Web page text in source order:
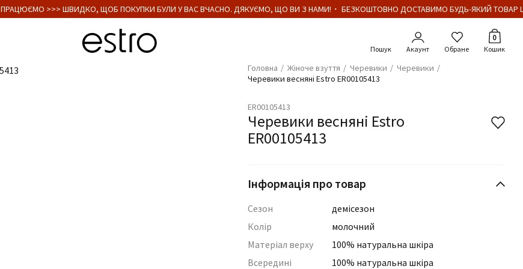
ПРАЦЮЄМО >>> ШВИДКО, ЩОБ ПОКУПКИ БУЛИ У ВАС ВЧАСНО. ДЯКУЄМО, ЩО ВИ З НАМИ!・ БЕЗКОШТОВНО ДОСТАВИМО БУДЬ-ЯКИЙ ТОВАР
Акаунт Обране
0
Кошик
Головна Жіноче взуття Черевики
Черевики
Черевики весняні Estro ER00105413
ER00105413
Черевики весняні Estro
ER00105413
Інформація про товар
Сезон
демісезон
Колір
молочний
Матеріал верху
100% натуральна шкіра
Всередині
100% натуральна шкіра